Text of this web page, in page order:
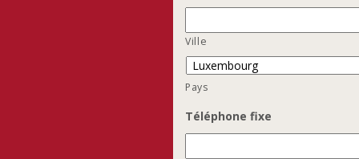
Ville
Pays
Téléphone fixe